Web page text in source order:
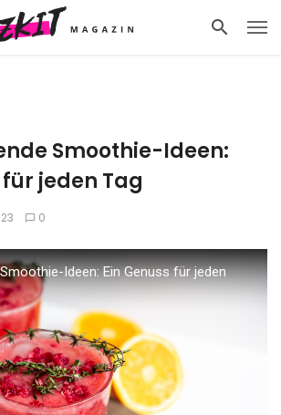
Smoothie-Ideen:
für jeden Tag
0
Ideen: Ein Genuss für jeden